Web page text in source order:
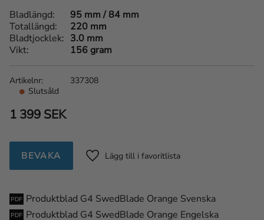
1 399 SEK
Lägg till i favoriter
BEVAKA
Slutsåld
Artikelnr 337308
Bladlängd
95 mm / 84 mm
Totallängd
220 mm
Bladtjocklek
3.0 mm
Vikt
156 gram
Produktblad G4 SwedBlade Orange Svenska
Produktblad G4 SwedBlade Orange Engelska